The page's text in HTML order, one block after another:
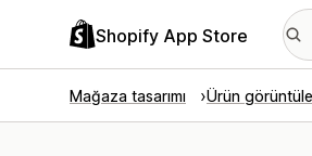
Shopify App Store
Mağaza tasarımı Ürün